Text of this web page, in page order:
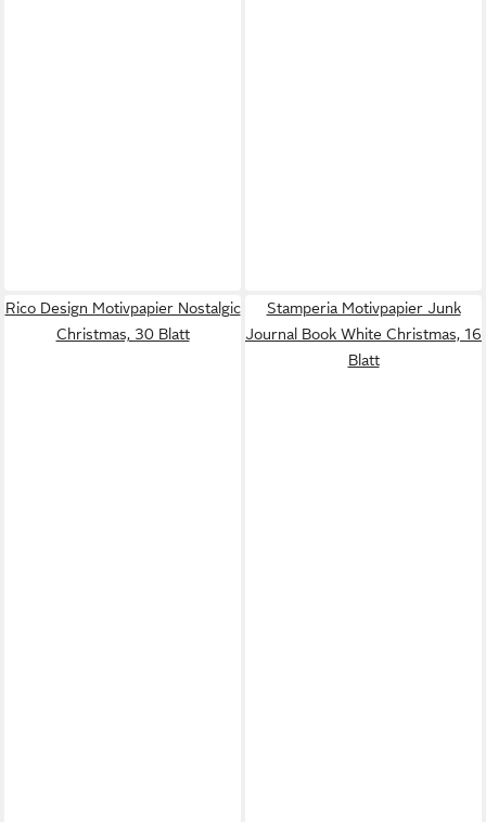
Rico Design Motivpapier Nostalgic
Christmas, 30 Blatt
Stamperia Motivpapier Junk
Journal Book White Christmas, 16
Blatt